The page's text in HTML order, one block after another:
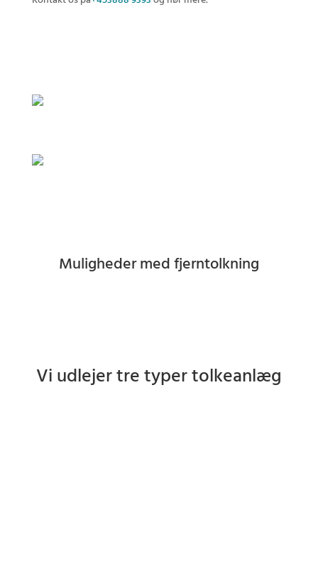
Muligheder med fjerntolkning
Vi udlejer tre typer tolkeanlæg